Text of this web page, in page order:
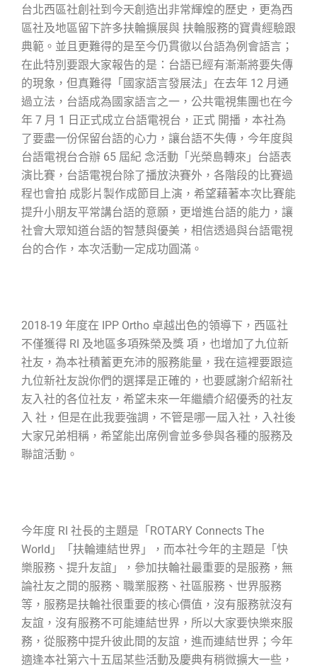
台北西區社創社到今天創造出非常輝煌的歷史，更為西
區社及地區留下許多扶輪擴展與 扶輪服務的寶貴經驗跟
典範。並且更難得的是至今仍貫徹以台語為例會語言；
在此特別要跟大家報告的是：台語已經有漸漸將要失傳
的現象，但真難得「國家語言發展法」在去年 12 月通
過立法，台語成為國家語言之一，公共電視集團也在今
年 7 月 1 日正式成立台語電視台，正式 開播，本社為
了要盡一份保留台語的心力，讓台語不失傳，今年度與
台語電視台合辦 65 屆紀 念活動「光榮島轉來」台語表
演比賽，台語電視台除了播放決賽外，各階段的比賽過
程也會拍 成影片製作成節目上演，希望藉著本次比賽能
提升小朋友平常講台語的意願，更增進台語的能力，讓
社會大眾知道台語的智慧與優美，相信透過與台語電視
台的合作，本次活動一定成功圓滿。
2018-19 年度在 IPP Ortho 卓越出色的領導下，西區社
不僅獲得 RI 及地區多項殊榮及獎 項，也增加了九位新
社友，為本社積蓄更充沛的服務能量，我在這裡要跟這
九位新社友說你們的選擇是正確的，也要感謝介紹新社
友入社的各位社友，希望未來一年繼續介紹優秀的社友
入 社，但是在此我要強調，不管是哪一屆入社，入社後
大家兄弟相稱，希望能出席例會並多參與各種的服務及
聯誼活動。
今年度 RI 社長的主題是「 ROTARY Connects The
World 」「扶輪連結世界」，而本社今年的主題是「快
樂服務、提升友誼」，參加扶輪社最重要的是服務，無
論社友之間的服務、職業服務、社區服務、世界服務
等，服務是扶輪社很重要的核心價值，沒有服務就沒有
友誼，沒有服務不可能連結世界，所以大家要快樂來服
務，從服務中提升彼此間的友誼，進而連結世界；今年
適逢本社第六十五屆某些活動及慶典有稍微擴大一些，